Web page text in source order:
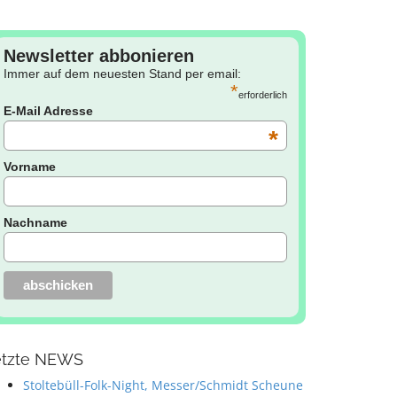
Newsletter abbonieren
Immer auf dem neuesten Stand per email:
*erforderlich
E-Mail Adresse
*
Vorname
Nachname
NEWS
Stoltebüll-Folk-Night, Messer/Schmidt Scheune